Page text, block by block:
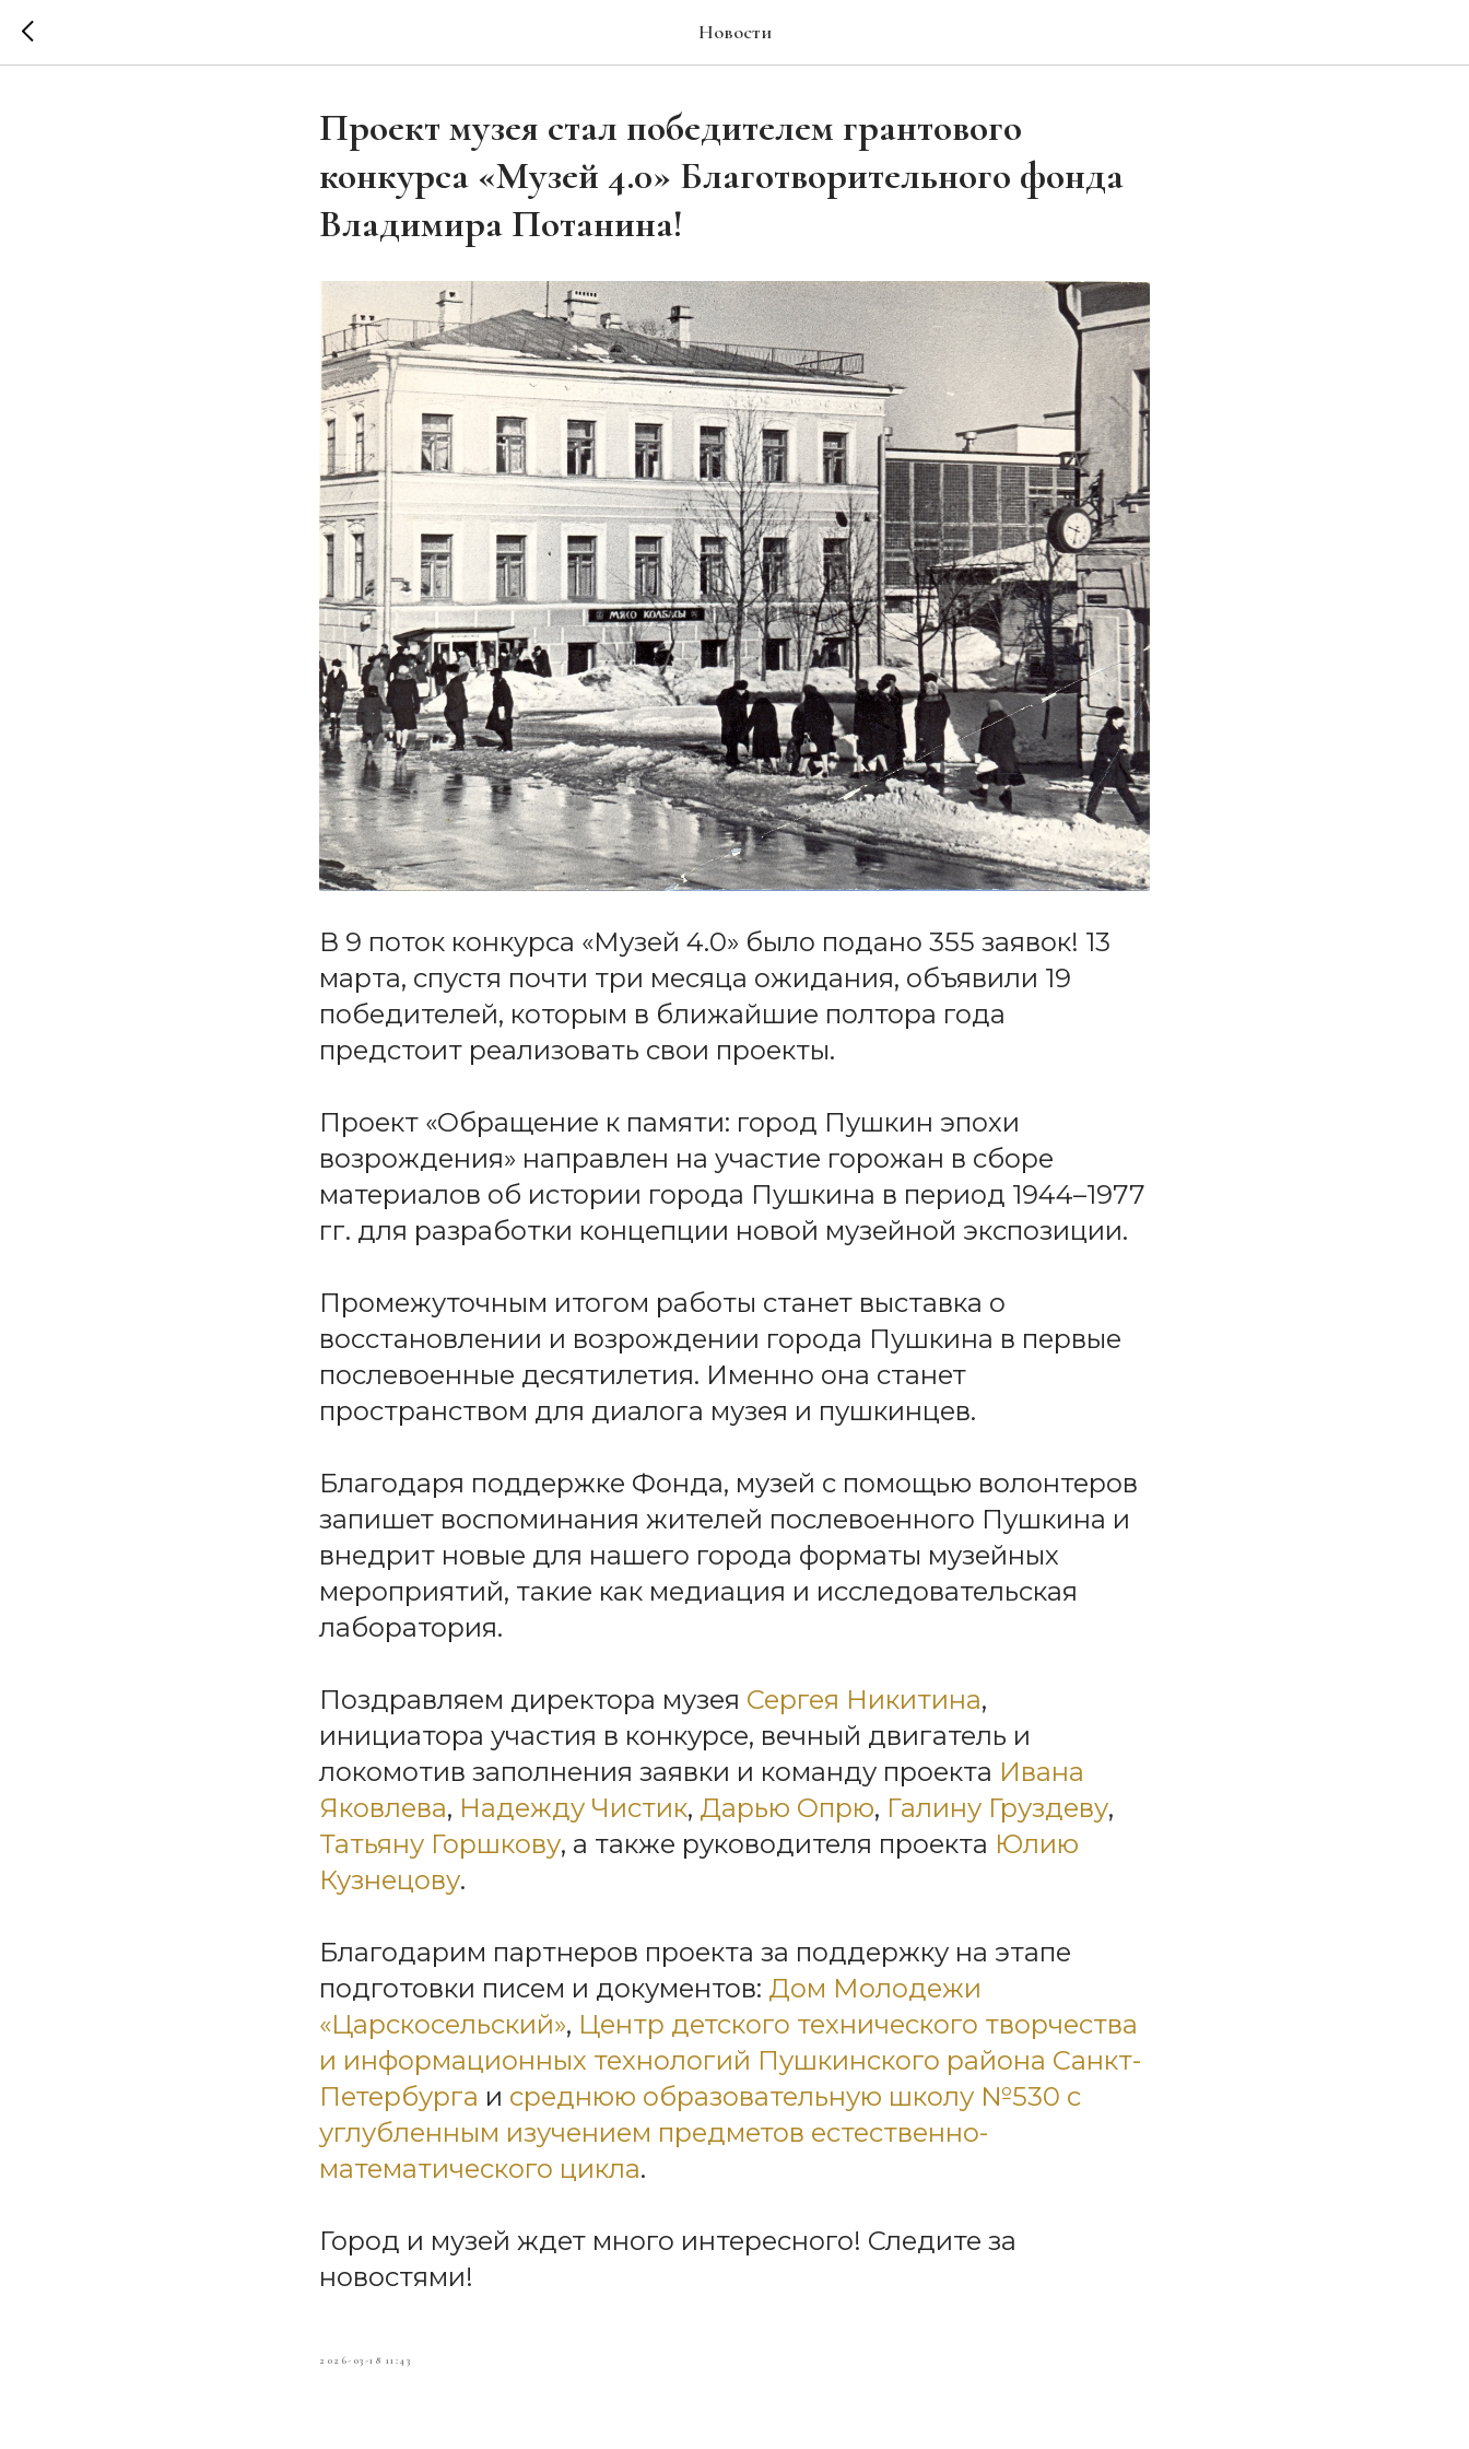
Новости
Проект музея стал победителем грантового
конкурса «Музей 4.0» Благотворительного фонда
Владимира Потанина!
В 9 поток конкурса «Музей 4.0» было подано 355 заявок! 13
марта, спустя почти три месяца ожидания, объявили 19
победителей, которым в ближайшие полтора года
предстоит реализовать свои проекты.
Проект «Обращение к памяти: город Пушкин эпохи
возрождения» направлен на участие горожан в сборе
материалов об истории города Пушкина в период 1944–1977
гг. для разработки концепции новой музейной экспозиции.
Промежуточным итогом работы станет выставка о
восстановлении и возрождении города Пушкина в первые
послевоенные десятилетия. Именно она станет
пространством для диалога музея и пушкинцев.
Благодаря поддержке Фонда, музей с помощью волонтеров
запишет воспоминания жителей послевоенного Пушкина и
внедрит новые для нашего города форматы музейных
мероприятий, такие как медиация и исследовательская
лаборатория.
Поздравляем директора музея Сергея Никитина,
инициатора участия в конкурсе, вечный двигатель и
локомотив заполнения заявки и команду проекта Ивана
Яковлева, Надежду Чистик, Дарью Опрю, Галину Груздеву,
Татьяну Горшкову, а также руководителя проекта Юлию
Кузнецову.
Благодарим партнеров проекта за поддержку на этапе
подготовки писем и документов: Дом Молодежи
«Царскосельский», Центр детского технического творчества
и информационных технологий Пушкинского района Санкт-
Петербурга и cреднюю образовательную школу №530 с
углубленным изучением предметов естественно-
математического цикла.
Город и музей ждет много интересного! Следите за
новостями!
2026-03-18 11:43